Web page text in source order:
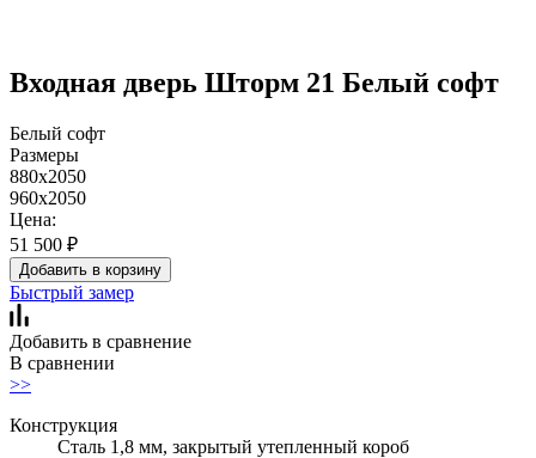
Входная дверь Шторм 21 Белый софт
Белый софт
Размеры
880x2050
960x2050
Цена:
51 500 ₽
Добавить в корзину
Быстрый замер
Добавить в сравнение
В сравнении
>>
Конструкция
Сталь 1,8 мм, закрытый утепленный короб